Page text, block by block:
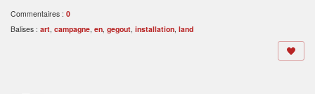
Commentaires : 0
Balises : art, campagne, en, gegout, installation, land